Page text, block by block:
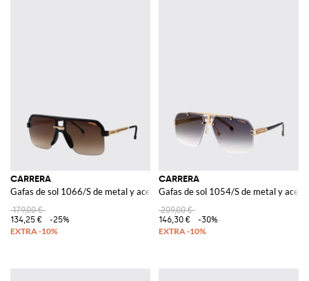
CARRERA
Gafas de sol 1066/S de metal y acetato
179,00 €
134,25 €
-25%
CARRERA
Gafas de sol 1054/S de metal y
209,00 €
146,30 €
-30%